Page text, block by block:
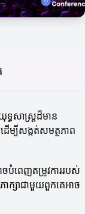
ទ្ធសាស្រ្តដ៏មាន
ម្បីសង្កត់សមត្ថភាព
បំពេញតម្រូវការរបស់
ក្សាជាមួយពួកគេអាច